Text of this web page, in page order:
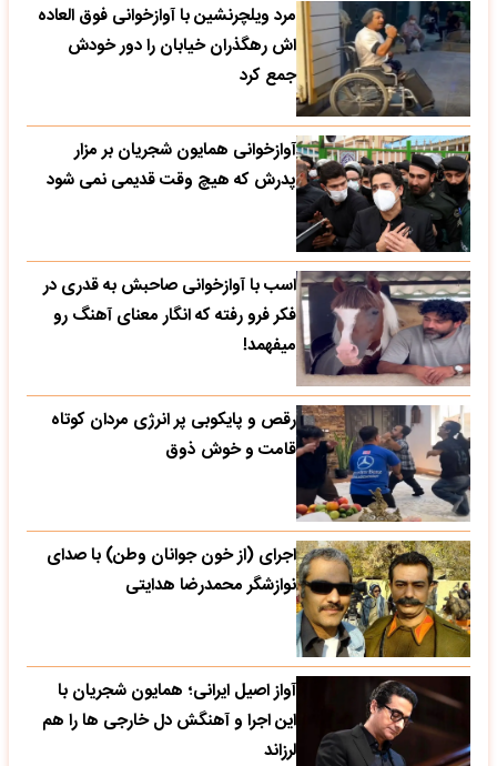
مرد ویلچرنشین با آوازخوانی فوق العاده
اش رهگذران خیابان را دور خودش
جمع کرد
آوازخوانی همایون شجریان بر مزار
پدرش که هیچ وقت قدیمی نمی شود
اسب با آوازخوانی صاحبش به قدری در
فکر فرو رفته که انگار معنای آهنگ رو
میفهمد!
رقص و پایکوبی پر انرژی مردان کوتاه
قامت و خوش ذوق
اجرای (از خون جوانان وطن) با صدای
نوازشگر محمدرضا هدایتی
آواز اصیل ایرانی؛ همایون شجریان با
این اجرا و آهنگش دل خارجی ها را هم
لرزاند